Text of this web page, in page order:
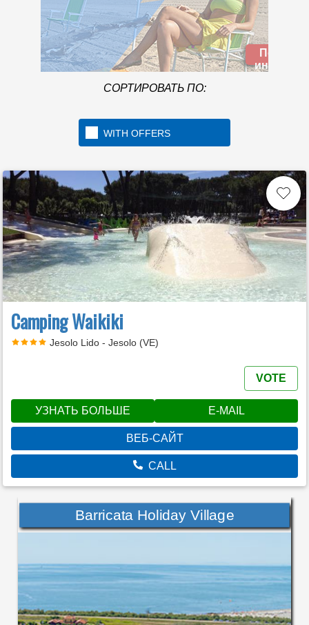
A beach over 1km long
located in the beautiful
Golfo di Gaeta
Подробная
информация
СОРТИРОВАТЬ ПО:
WITH OFFERS
Camping Waikiki
Jesolo Lido - Jesolo (VE)
VOTE
УЗНАТЬ БОЛЬШЕ E-MAIL
ВЕБ-САЙТ
CALL
Barricata Holiday Village